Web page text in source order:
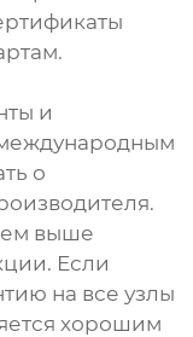
и
о
выше
Если
на все узлы
хорошим